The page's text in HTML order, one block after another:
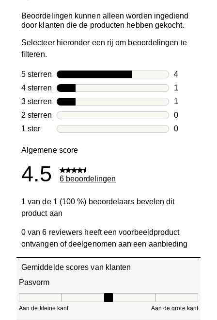
Beoordelingen kunnen alleen worden ingediend
door klanten die de producten hebben gekocht.
Selecteer hieronder een rij om beoordelingen te
filteren.
5 sterren sterren
4
4
4 sterren sterren
1
1
3 sterren sterren
1
1
2 sterren sterren
0
0
1 ster sterren
0
Algemene score
4.5 6 beoordelingen
1 van de 1 (100 %) beoordelaars bevelen dit
product aan
0 van 6 reviewers heeft een voorbeeldproduct
ontvangen of deelgenomen aan een aanbieding
Gemiddelde scores van klanten
Pasvorm
Aan de kleine kant Aan de grote kant